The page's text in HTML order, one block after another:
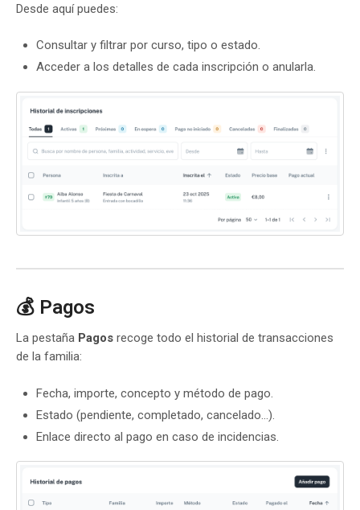
Desde aquí puedes:
Consultar y filtrar por curso, tipo o estado.
Acceder a los detalles de cada inscripción o anularla.
💰 Pagos
La pestaña Pagos recoge todo el historial de transacciones
de la familia:
Fecha, importe, concepto y método de pago.
Estado (pendiente, completado, cancelado…).
Enlace directo al pago en caso de incidencias.